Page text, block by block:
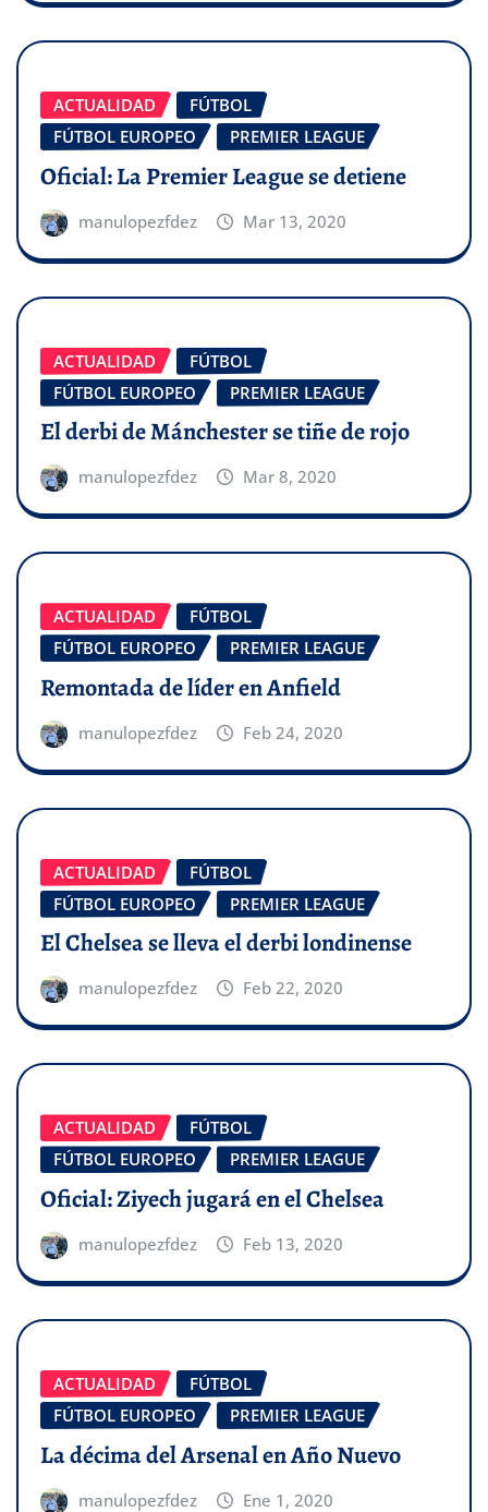
ACTUALIDAD
FÚTBOL
FÚTBOL EUROPEO
PREMIER LEAGUE
Oficial: La Premier League se detiene
manulopezfdez Mar 13, 2020
ACTUALIDAD
FÚTBOL
FÚTBOL EUROPEO
PREMIER LEAGUE
El derbi de Mánchester se tiñe de rojo
manulopezfdez Mar 8, 2020
ACTUALIDAD
FÚTBOL
FÚTBOL EUROPEO
PREMIER LEAGUE
Remontada de líder en Anfield
manulopezfdez Feb 24, 2020
ACTUALIDAD
FÚTBOL
FÚTBOL EUROPEO
PREMIER LEAGUE
El Chelsea se lleva el derbi londinense
manulopezfdez Feb 22, 2020
ACTUALIDAD
FÚTBOL
FÚTBOL EUROPEO
PREMIER LEAGUE
Oficial: Ziyech jugará en el Chelsea
manulopezfdez Feb 13, 2020
ACTUALIDAD
FÚTBOL
FÚTBOL EUROPEO
PREMIER LEAGUE
La décima del Arsenal en Año Nuevo
manulopezfdez Ene 1, 2020